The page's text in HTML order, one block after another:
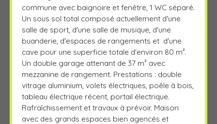
commune avec baignoire et fenêtre, 1 WC séparé.
Un sous sol total composé actuellement d'une
salle de sport, d'une salle de musique, d'une
buanderie, d'espaces de rangements et d'une
cave pour une superficie totale d'environ 80 m².
Un double garage attenant de 37 m² avec
mezzanine de rangement. Prestations : double
vitrage aluminium, volets électriques, poêle à bois,
tableau électrique récent, portail électrique.
Rafraîchissement et travaux à prévoir. Maison
avec des grands espaces bien agencés et